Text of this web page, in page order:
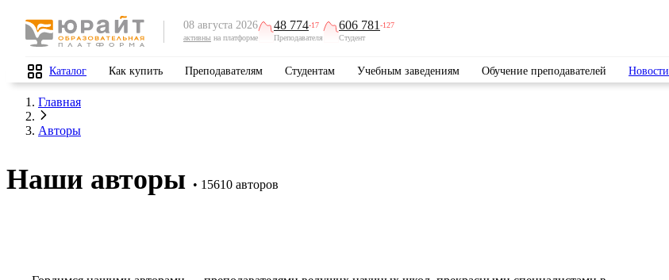
08 августа 2026
активны на платформе
48 774-17
Преподавателя
606 781 -127
Студент
Каталог Как купить Преподавателям Студентам Учебным заведениям Обучение преподавателей Новости
Главная
Авторы
Наши авторы 15610 авторов